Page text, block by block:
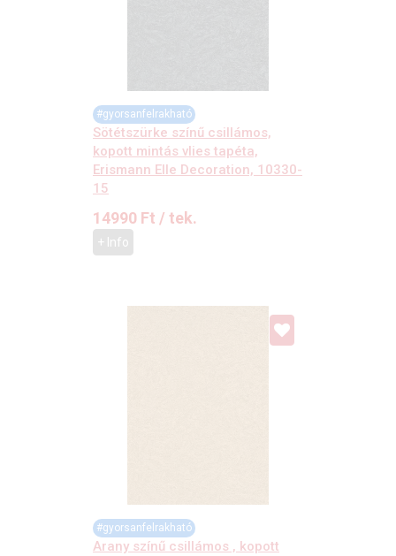
#gyorsanfelrakható
Sötétszürke színű csillámos,
kopott mintás vlies tapéta,
Erismann Elle Decoration, 10330-
15
14990 Ft / tek.
+ Info
#gyorsanfelrakható
Arany színű csillámos , kopott